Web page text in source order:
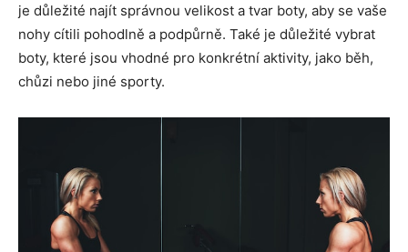
je důležité najít správnou velikost a tvar boty, aby se vaše
nohy cítili pohodlně a podpůrně. Také je důležité vybrat
boty, které jsou vhodné pro konkrétní aktivity, jako běh,
chůzi nebo jiné sporty.